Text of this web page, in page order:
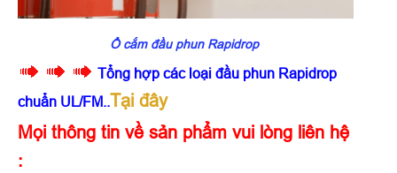
Ổ cắm đầu phun Rapidrop
Tổng hợp các loại đầu phun Rapidrop
chuẩn UL/FM..Tại đây
Mọi thông tin về sản phẩm vui lòng liên hệ
: